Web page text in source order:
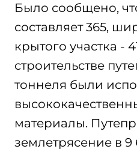
Было сообщено,
составляет 365,
крытого участка -
строительстве
тоннеля были
материалы.
землетрясение в